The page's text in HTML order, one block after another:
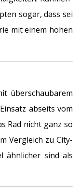
sogar, dass sei
mit einem hohen
überschaubarem
abseits vom
Rad nicht ganz so
Vergleich zu City-
ähnlicher sind als